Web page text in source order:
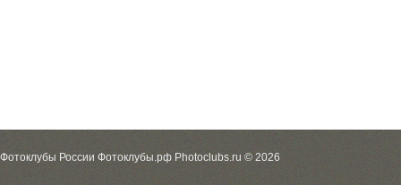
Фотоклубы России Фотоклубы.рф Photoclubs.ru © 2026